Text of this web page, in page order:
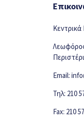
Περιστέρι
Email:
Τηλ: 210
Fax: 210